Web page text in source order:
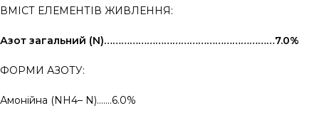
ВМІСТ ЕЛЕМЕНТІВ ЖИВЛЕННЯ:
Азот загальний (N)……………………………………………………7.0%
ФОРМИ АЗОТУ:
Амонійна (NH4– N)…….6.0%